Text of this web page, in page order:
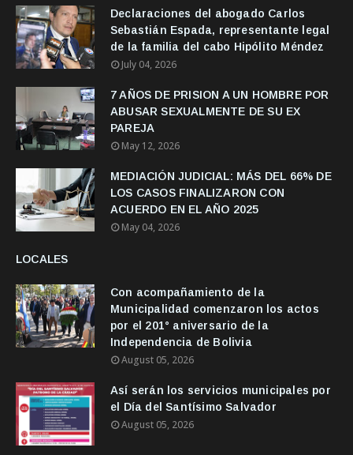
Declaraciones del abogado Carlos
Sebastián Espada, representante legal
de la familia del cabo Hipólito Méndez
July 04, 2026
7 AÑOS DE PRISION A UN HOMBRE POR
ABUSAR SEXUALMENTE DE SU EX
PAREJA
May 12, 2026
MEDIACIÓN JUDICIAL: MÁS DEL 66% DE
LOS CASOS FINALIZARON CON
ACUERDO EN EL AÑO 2025
May 04, 2026
LOCALES
Con acompañamiento de la
Municipalidad comenzaron los actos
por el 201° aniversario de la
Independencia de Bolivia
August 05, 2026
Así serán los servicios municipales por
el Día del Santísimo Salvador
August 05, 2026